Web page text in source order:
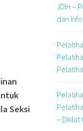
Seksi
JDIH –
dan
– Diklat